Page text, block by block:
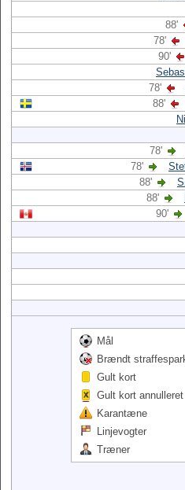
88'
78'
90'
78'
88'
78'
78'
88'
88'
90'
Mål
Brændt
Gult kort
Gult kort annulleret
Karantæne
Linjevogter
Træner